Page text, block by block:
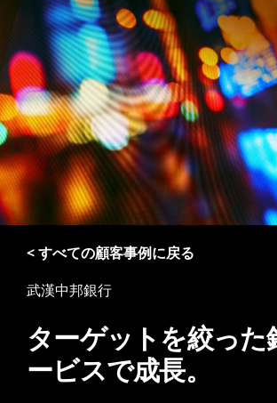
る
< すべての顧客事例に戻る
武漢中邦銀行
ターゲットを絞った
ービスで成長。